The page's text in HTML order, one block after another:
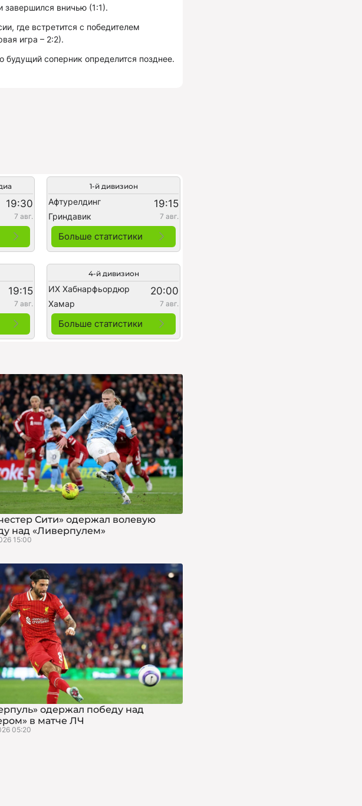
вничью (1:1).
где встретится с победителем
игра – 2:2).
будущий соперник определится позднее.
19:30
7 авг.
1-й дивизион
Афтурелдинг 19:15
Гриндавик 7 авг.
Больше статистики
19:15
7 авг.
4-й дивизион
ИХ Хабнарфьордюр 20:00
Хамар 7 авг.
Больше статистики
Сити» одержал волевую
над «Ливерпулем»
15:00
одержал победу над
в матче ЛЧ
05:20